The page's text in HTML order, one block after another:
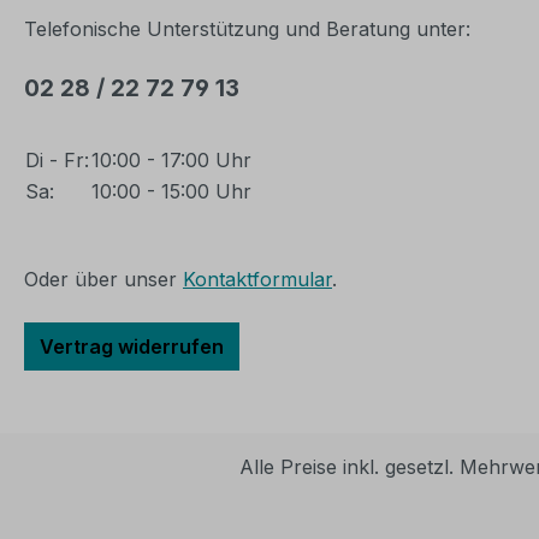
Telefonische Unterstützung und Beratung unter:
02 28 / 22 72 79 13
Di - Fr:10:00 - 17:00 Uhr
Sa:
10:00 - 15:00 Uhr
Oder über unser Kontaktformular.
Vertrag widerrufen
Alle Preise inkl. gesetzl.